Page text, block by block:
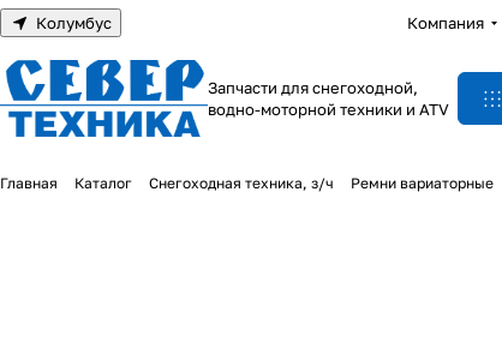
Колумбус Компания
Запчасти для снегоходной,
водно-моторной техники и ATV
Главная Каталог Снегоходная техника, з/ч Ремни вариаторные